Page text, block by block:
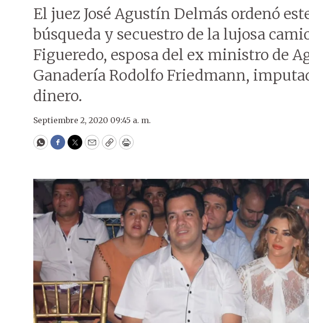
El juez José Agustín Delmás ordenó
búsqueda y secuestro de la lujosa
Figueredo, esposa del ex ministro de
Ganadería Rodolfo Friedmann,
dinero.
Septiembre 2, 2020 09:45 a. m.
WhatsApp
Facebook
Twitter
EmailCopyPrint